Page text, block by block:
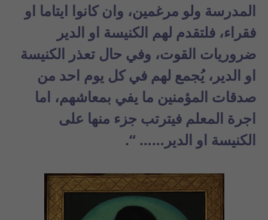
المدرسة ولو مرغمين، وان كانوا ايتاما او
فقراء، فلتقدم لهم الكنيسة او الدير
ضروريات القوت، وفي حال تعذر الكنيسة
او الدير، يُجمع لهم في كل يوم احد من
صدقات المؤمنين ما يفي بمعاشهم، اما
اجرة المعلم فيترتب جزء منها على
الكنيسة او الدير…… “.